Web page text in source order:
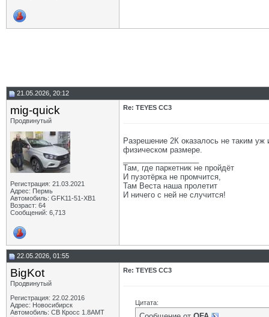
21.05.2026, 20:12
mig-quick
Продвинутый
Регистрация: 21.03.2021
Адрес: Пермь
Автомобиль: GFK11-51-ХВ1
Возраст: 64
Сообщений: 6,713
Re: TEYES CC3
Разрешение 2К оказалось не таким
физическом размере.
Там, где паркетник не пройдёт
И пузотёрка не промчится,
Там Веста наша пролетит
И ничего с ней не случится!
22.05.2026, 01:55
BigKot
Продвинутый
Регистрация: 22.02.2016
Адрес: Новосибирск
Автомобиль: СВ Кросс 1.8АМТ
Re: TEYES CC3
Цитата: